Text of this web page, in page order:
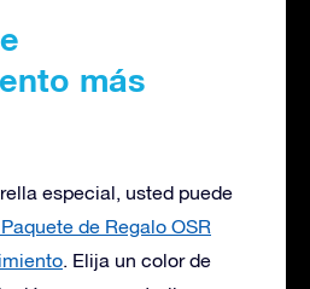
más
especial, usted puede
de Regalo OSR
. Elija un color de